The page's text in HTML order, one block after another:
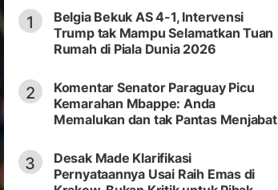
1
Belgia Bekuk AS 4-1, Intervensi
Trump tak Mampu Selamatkan Tuan
Rumah di Piala Dunia 2026
2
Komentar Senator Paraguay Picu
Kemarahan Mbappe: Anda
Memalukan dan tak Pantas Menjabat
3
Desak Made Klarifikasi
Pernyataannya Usai Raih Emas di